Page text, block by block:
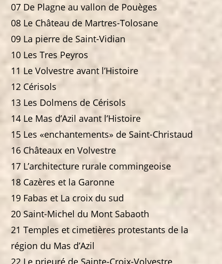
07 De Plagne au vallon de Pouèges
08 Le Château de Martres-Tolosane
09 La pierre de Saint-Vidian
10 Les Tres Peyros
11 Le Volvestre avant l’Histoire
12 Cérisols
13 Les Dolmens de Cérisols
14 Le Mas d’Azil avant l’Histoire
15 Les «enchantements» de Saint-Christaud
16 Châteaux en Volvestre
17 L’architecture rurale commingeoise
18 Cazères et la Garonne
19 Fabas et La croix du sud
20 Saint-Michel du Mont Sabaoth
21 Temples et cimetières protestants de la
région du Mas d’Azil
22 Le prieuré de Sainte-Croix-Volvestre